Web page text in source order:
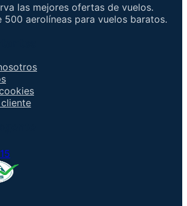
las mejores ofertas de vuelos.
500 aerolíneas para vuelos baratos.